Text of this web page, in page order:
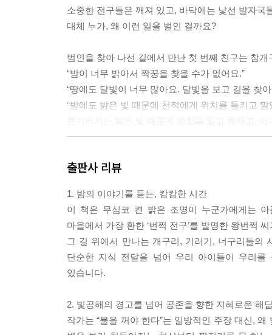
소중한 전구들은 깨져 있고, 바닥에는 낯선 발자국
대체 누가, 왜 이런 일을 벌인 걸까요?
범인을 찾아 나선 길에서 만난 첫 번째 친구는 참개
“밤이 너무 밝아서 짝꿍을 찾을 수가 없어요.”
“땅에도 달빛이 너무 많아요. 달빛을 보고 길을 찾
“밤에도 밝은 빛 때문에 천적에게 위치를 들키고 말
예상치 못한 범인의 정체, 그리고 그 속에 담긴 간
함께 잠들고 함께 꿈꾸는 세상을 위한 다정한 약속
출판사 리뷰
1. 밤의 이야기를 듣는, 캄캄한 시간
이 책은 무심코 켠 밝은 조명이 누군가에게는
마을에서 가장 환한 ‘번쩍 전구’를 발명한 왕번쩍
그 길 위에서 만나는 개구리, 기러기, 너구리들의
단순한 지식 전달을 넘어 우리 아이들이 우리
있습니다.
2. 빛공해의 경고를 넘어 공존을 향한 지혜로운 해
작가는 “불을 꺼야 한다”는 일방적인 주장 대신,